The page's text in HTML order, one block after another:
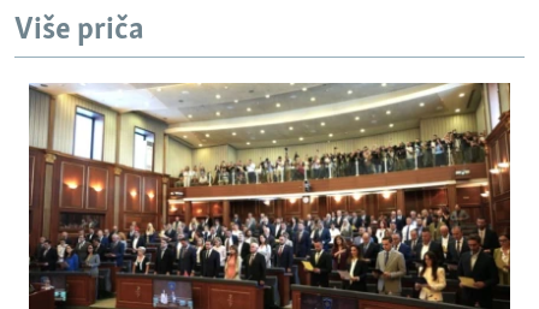
TRI DECENIJE OD RATA U BIH
SVE KARTE DEJTONA
NASTANAK I RASPAD JUGOSLAVIJE
Više priča